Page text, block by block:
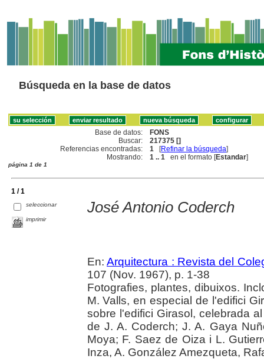
Búsqueda en la base de datos
Base de datos:
FONS
Buscar:
217375 []
Referencias encontradas:
1 [Refinar la búsqueda]
Mostrando:
1 .. 1 en el formato [Estandar]
página 1 de 1
1 / 1
seleccionar
imprimir
José Antonio Coderch
En:Arquitectura : Revista del
107 (Nov. 1967), p. 1-38
Fotografies, plantes, dibuixos.
M. Valls, en especial de l'edifici
sobre l'edifici Girasol, celebrada
de J. A. Coderch; J. A. Gaya
Moya; F. Saez de Oiza i L.
Inza, A. González Amezqueta,